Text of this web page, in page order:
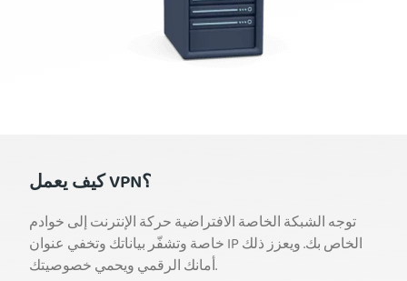
كيف يعمل VPN؟
توجه الشبكة الخاصة الافتراضية حركة الإنترنت إلى خوادم
خاصة وتشفّر بياناتك وتخفي عنوان IP الخاص بك. ويعزز ذلك
أمانك الرقمي ويحمي خصوصيتك.